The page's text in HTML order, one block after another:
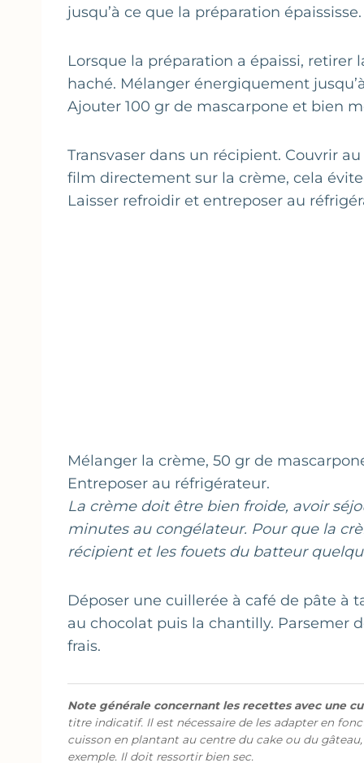
jusqu’à ce que la préparation épaississe.
Lorsque la préparation a épaissi, retirer
haché. Mélanger énergiquement
Ajouter 100 gr de mascarpone et bien
Transvaser dans un récipient. Couvrir
film directement sur la crème, cela
Laisser refroidir et entreposer au
Mélanger la crème, 50 gr de
Entreposer au réfrigérateur.
La crème doit être bien froide, avoir
minutes au congélateur. Pour que la
récipient et les fouets du batteur
Déposer une cuillerée à café de pâte à
au chocolat puis la chantilly. Parsemer
frais.
Note générale concernant les recettes avec une
titre indicatif. Il est nécessaire de les adapter en
cuisson en plantant au centre du cake ou du
exemple. Il doit ressortir bien sec.